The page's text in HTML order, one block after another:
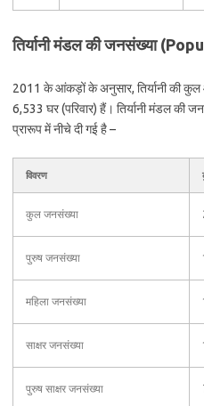
तिर्यानी मंडल की जनसंख्या
2011 के आंकड़ों के अनुसार, तिर्यानी की कुल
6,533 घर (परिवार) हैं। तिर्यानी मंडल की
प्रारूप में नीचे दी गई है –
विवरण
कुल जनसंख्या
पुरुष जनसंख्या
महिला जनसंख्या
साक्षर जनसंख्या
पुरुष साक्षर जनसंख्या